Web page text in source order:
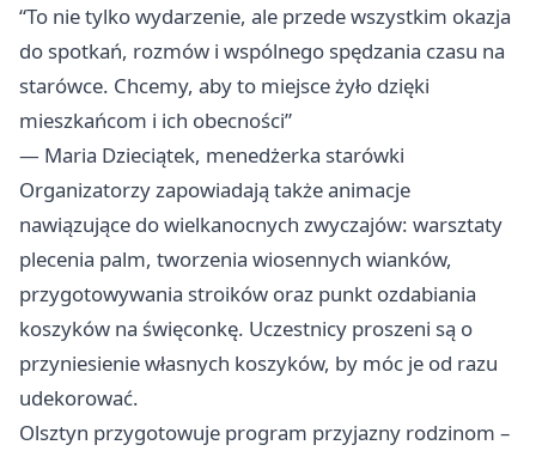
“To nie tylko wydarzenie, ale przede wszystkim okazja
do spotkań, rozmów i wspólnego spędzania czasu na
starówce. Chcemy, aby to miejsce żyło dzięki
mieszkańcom i ich obecności”
— Maria Dzieciątek, menedżerka starówki
Organizatorzy zapowiadają także animacje
nawiązujące do wielkanocnych zwyczajów: warsztaty
plecenia palm, tworzenia wiosennych wianków,
przygotowywania stroików oraz punkt ozdabiania
koszyków na święconkę. Uczestnicy proszeni są o
przyniesienie własnych koszyków, by móc je od razu
udekorować.
Olsztyn przygotowuje program przyjazny rodzinom –